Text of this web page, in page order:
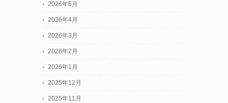
2026年5月
2026年4月
2026年3月
2026年2月
2026年1月
2025年12月
2025年11月